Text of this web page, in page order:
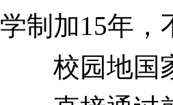
学制加15年，
校园地国